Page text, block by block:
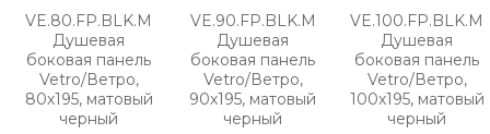
VE.80.FP.BLK.M
Душевая
боковая панель
Vetro/Ветро,
80х195, матовый
черный
VE.90.FP.BLK.M
Душевая
боковая панель
Vetro/Ветро,
90х195, матовый
черный
VE.100.FP.BLK.M
Душевая
боковая панель
Vetro/Ветро,
100х195, матовый
черный